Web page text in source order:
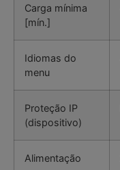
Carga mínima
[mín.]
Idiomas do
menu
Proteção IP
(dispositivo)
Alimentação